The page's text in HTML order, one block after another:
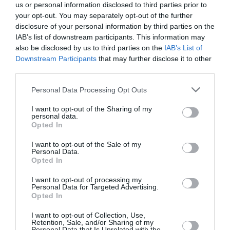
us or personal information disclosed to third parties prior to
your opt-out. You may separately opt-out of the further
disclosure of your personal information by third parties on the
IAB’s list of downstream participants. This information may
also be disclosed by us to third parties on the IAB’s List of
Downstream Participants that may further disclose it to other
Personal Data Processing Opt Outs
I want to opt-out of the Sharing of my
personal data.
Opted In
I want to opt-out of the Sale of my
Personal Data.
Opted In
I want to opt-out of processing my
Personal Data for Targeted Advertising.
Opted In
I want to opt-out of Collection, Use,
Retention, Sale, and/or Sharing of my
Newsletter
Κάθε βδομάδα στο e-mail σας τα τελευταία νέα για
την Τέχνη και τον Πολιτισμό!